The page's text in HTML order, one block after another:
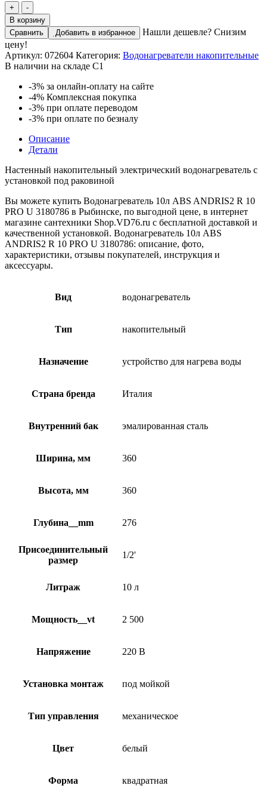
+
Количество
товара
Водонагреватель
10л
ABS
ANDRIS2
R
PRO
U
3180786
-
В корзину
Сравнить
Добавить в избранное
Нашли дешевле? Снизим
цену!
Артикул: 072604 Категория: Водонагреватели накопительные
В наличии на складе С1
-3% за онлайн-оплату на сайте
-4% Комплексная покупка
-3% при оплате переводом
-3% при оплате по безналу
Описание
Детали
Настенный накопительный электрический водонагреватель с
установкой под раковиной
Вы можете купить Водонагреватель 10л ABS ANDRIS2 R 10
PRO U 3180786 в Рыбинске, по выгодной цене, в интернет
магазине сантехники Shop.VD76.ru с бесплатной доставкой и
качественной установкой. Водонагреватель 10л ABS
ANDRIS2 R 10 PRO U 3180786: описание, фото,
характеристики, отзывы покупателей, инструкция и
аксессуары.
Вид водонагреватель
Тип накопительный
Назначение устройство для нагрева воды
Страна бренда Италия
Внутренний бак эмалированная сталь
Ширина, мм 360
Высота, мм 360
Глубина__mm 276
Присоединительный
размер
1/2'
Литраж 10 л
Мощность__vt 2 500
Напряжение 220 В
Установка монтаж под мойкой
Тип управления механическое
Цвет белый
Форма квадратная